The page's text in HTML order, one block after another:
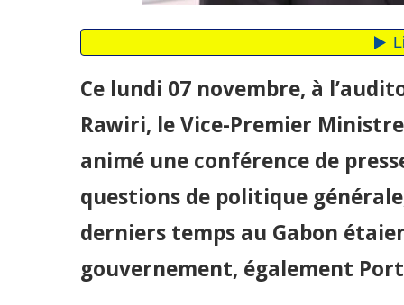
Ce lundi 07 novembre, à
Rawiri, le Vice-Premier
animé une conférence de
questions de politique
derniers temps au Gabon
gouvernement, également